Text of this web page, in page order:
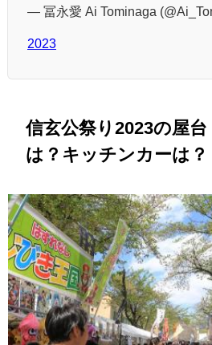
— 冨永愛 Ai Tominaga
2023
信玄公祭り2023の屋
は？キッチンカーは？